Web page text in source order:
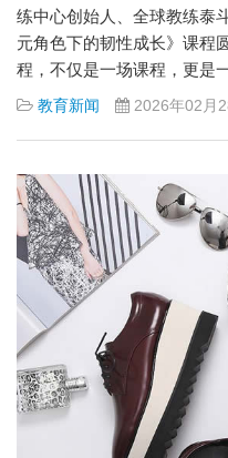
练中心创始人、全球教练泰
元角色下的韧性成长》课程
程，不仅是一场课程，更是
教育新闻 2026年02月